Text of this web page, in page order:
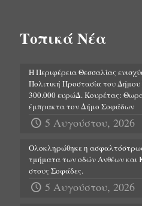
Τοπικά Νέα
Η Περιφέρεια Θεσσαλίας
Πολιτική Προστασία του
300.000 ευρώΔ. Κουρέτας:
έμπρακτα τον Δήμο Σοφάδων
5 Αυγούστου, 2026
Ολοκληρώθηκε η
τμήματα των οδών Ανθέων και
στους Σοφάδες.
5 Αυγούστου, 2026